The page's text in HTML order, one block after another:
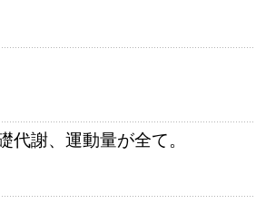
代謝、運動量が全て。